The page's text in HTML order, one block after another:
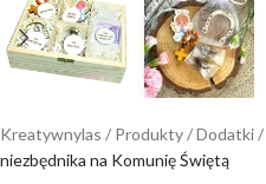
Kreatywnylas / Produkty/Dodatki/
niezbędnika na Komunię Świętą